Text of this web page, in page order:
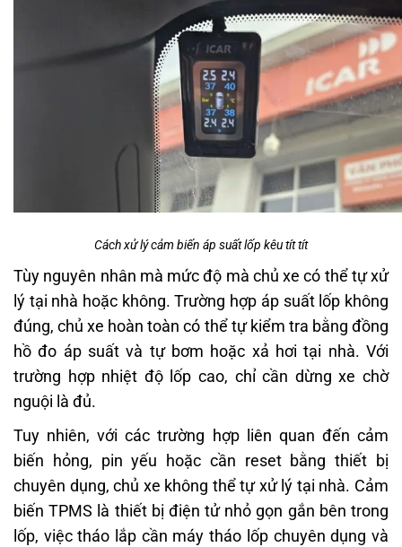
Cách xử lý cảm biến áp suất lốp kêu tít tít
Tùy nguyên nhân mà mức độ mà chủ xe có thể tự xử
lý tại nhà hoặc không. Trường hợp áp suất lốp không
đúng, chủ xe hoàn toàn có thể tự kiểm tra bằng đồng
hồ đo áp suất và tự bơm hoặc xả hơi tại nhà. Với
trường hợp nhiệt độ lốp cao, chỉ cần dừng xe chờ
nguội là đủ.
Tuy nhiên, với các trường hợp liên quan đến cảm
biến hỏng, pin yếu hoặc cần reset bằng thiết bị
chuyên dụng, chủ xe không thể tự xử lý tại nhà. Cảm
biến TPMS là thiết bị điện tử nhỏ gọn gắn bên trong
lốp, việc tháo lắp cần máy tháo lốp chuyên dụng và